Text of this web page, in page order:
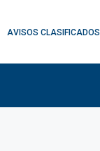
AVISOS CLASIFICADOS